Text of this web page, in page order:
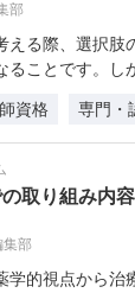
部
える際、選択肢
ることです。し
資格 専門・
取り組み内
部
学的視点から治